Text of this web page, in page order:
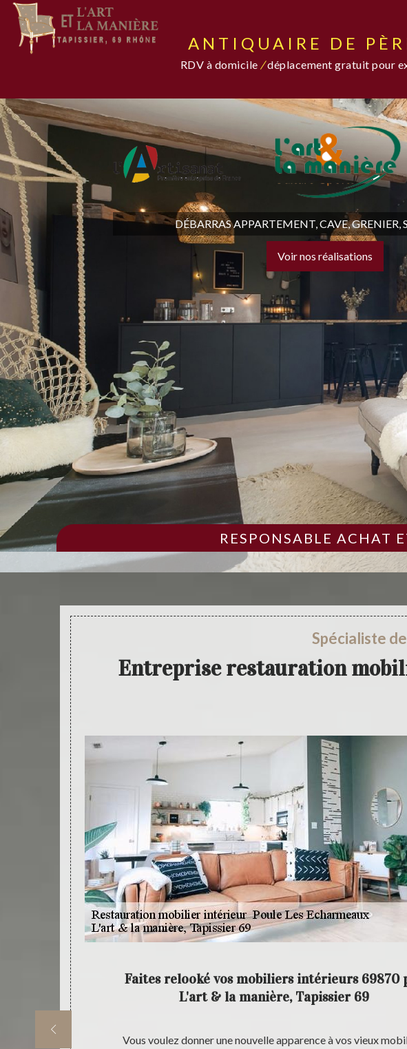
ANTIQUAIRE DE
RDV à domicile /déplacement gratuit pour
DÉBARRAS APPARTEMENT, CAVE, GRENIER,
Voir nos réalisations
RESPONSABLE ACHAT
Spécialiste
Entreprise restauration
Faites relooké vos mobiliers intérieurs 69870
L'art & la manière, Tapissier 69
Vous voulez donner une nouvelle apparence à vos vieux